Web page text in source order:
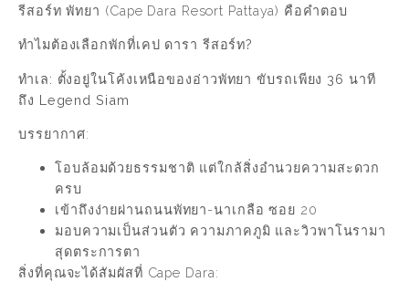
รีสอร์ท พัทยา (Cape Dara Resort Pattaya) คือคำตอบ
ทำไมต้องเลือกพักที่เคป ดารา รีสอร์ท?
ทำเล: ตั้งอยู่ในโค้งเหนือของอ่าวพัทยา ขับรถเพียง 36 นาที
ถึง Legend Siam
บรรยากาศ:
โอบล้อมด้วยธรรมชาติ แต่ใกล้สิ่งอำนวยความสะดวก
ครบ
เข้าถึงง่ายผ่านถนนพัทยา-นาเกลือ ซอย 20
มอบความเป็นส่วนตัว ความภาคภูมิ และวิวพาโนรามา
สุดตระการตา
สิ่งที่คุณจะได้สัมผัสที่ Cape Dara: